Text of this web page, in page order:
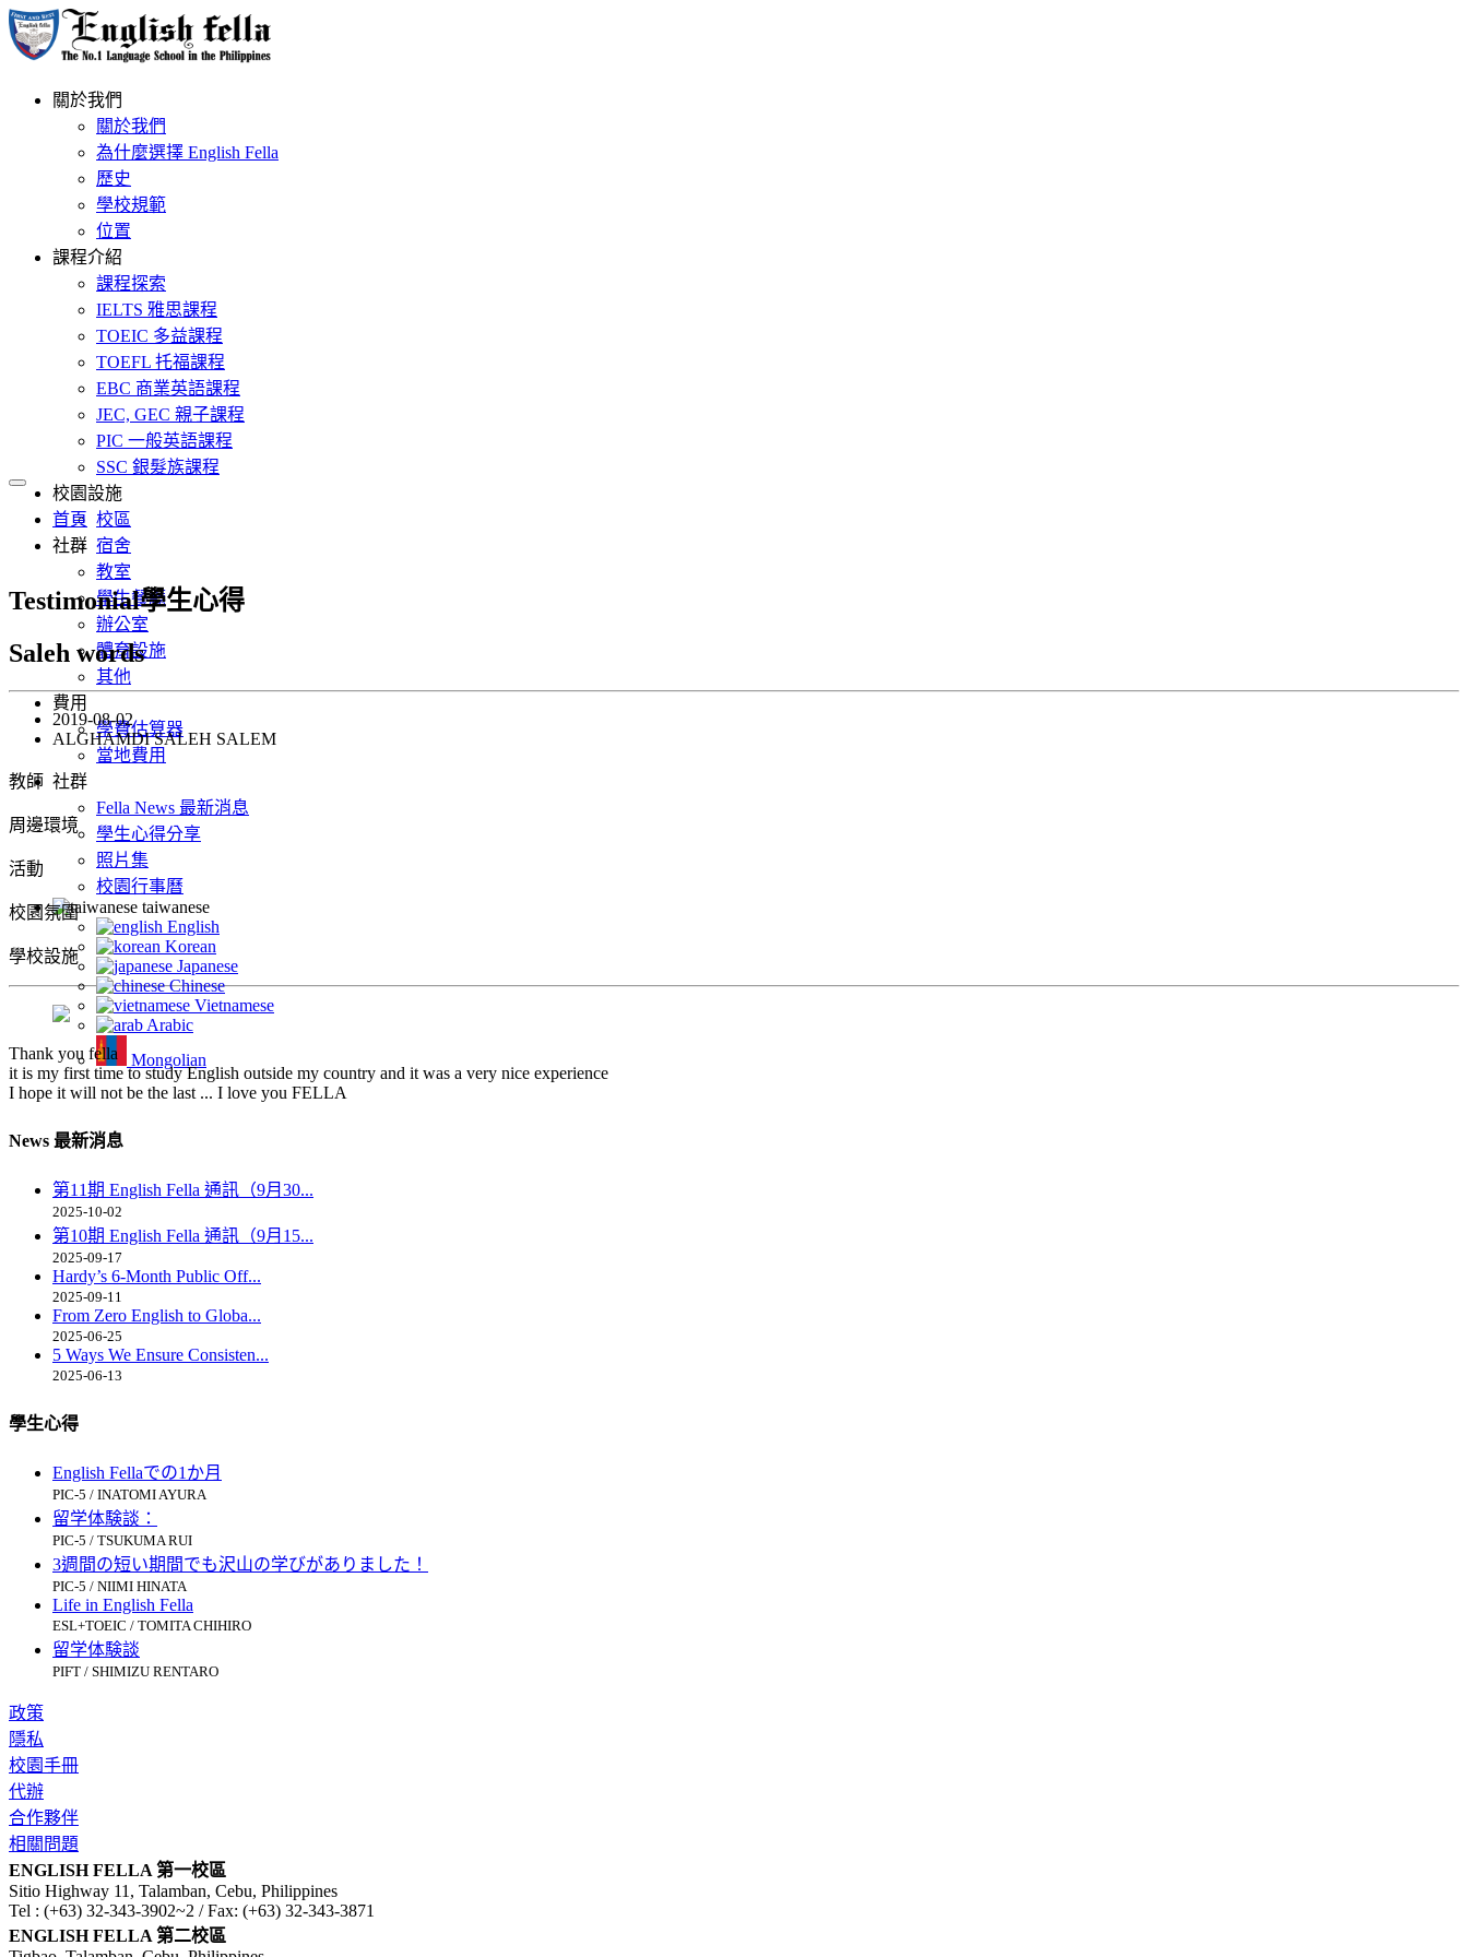
關於我們
關於我們
為什麼選擇 English Fella
歷史
學校規範
位置
課程介紹
課程探索
IELTS 雅思課程
TOEIC 多益課程
TOEFL 托福課程
EBC 商業英語課程
JEC, GEC 親子課程
PIC 一般英語課程
SSC 銀髮族課程
校園設施
校區
宿舍
教室
學生餐廳
辦公室
體育設施
其他
費用
學費估算器
當地費用
社群
Fella News 最新消息
學生心得分享
照片集
校園行事曆
taiwanese
English
Korean
Japanese
Chinese
Vietnamese
Arabic
Mongolian
首頁
社群
Testimonial學生心得
Saleh words
2019-08-02
ALGHAMDI SALEH SALEM
教師
周邊環境
活動
校園氛圍
學校設施
Thank you fella
it is my first time to study English outside my country and it was a very nice experience
I hope it will not be the last ... I love you FELLA
News 最新消息
第11期 English Fella 通訊（9月30...
2025-10-02
第10期 English Fella 通訊（9月15...
2025-09-17
Hardy’s 6-Month Public Off...
2025-09-11
From Zero English to Globa...
2025-06-25
5 Ways We Ensure Consisten...
2025-06-13
學生心得
English Fellaでの1か月
PIC-5 / INATOMI AYURA
留学体験談：
PIC-5 / TSUKUMA RUI
3週間の短い期間でも沢山の学びがありました！
PIC-5 / NIIMI HINATA
Life in English Fella
ESL+TOEIC / TOMITA CHIHIRO
留学体験談
PIFT / SHIMIZU RENTARO
政策
隱私
校園手冊
代辦
合作夥伴
相關問題
ENGLISH FELLA 第一校區
Sitio Highway 11, Talamban, Cebu, Philippines
Tel : (+63) 32-343-3902~2 / Fax: (+63) 32-343-3871
ENGLISH FELLA 第二校區